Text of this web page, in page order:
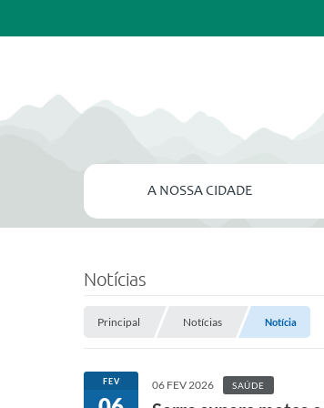
A NOSSA CIDADE
Notícias
Principal Notícias Notícia
FEV 06 FEV 2026 SAÚDE